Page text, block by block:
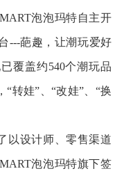
泡泡玛特自主开
---葩趣，让潮玩爱好
覆盖约540个潮玩品
转娃”、“改娃”、“换
以设计师、零售渠道
泡泡玛特旗下签